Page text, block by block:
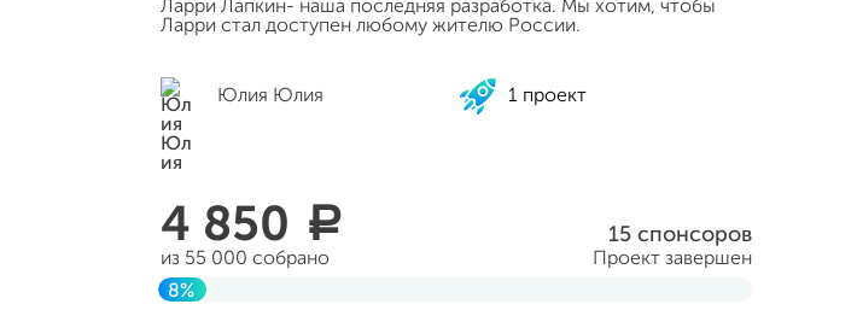
Ларри Лапкин- наша последняя разработка. Мы хотим, чтобы
Ларри стал доступен любому жителю России.
Юлия Юлия 1 проект
4 850 a
из 55 000 собрано
15 спонсоров
Проект завершен
8%